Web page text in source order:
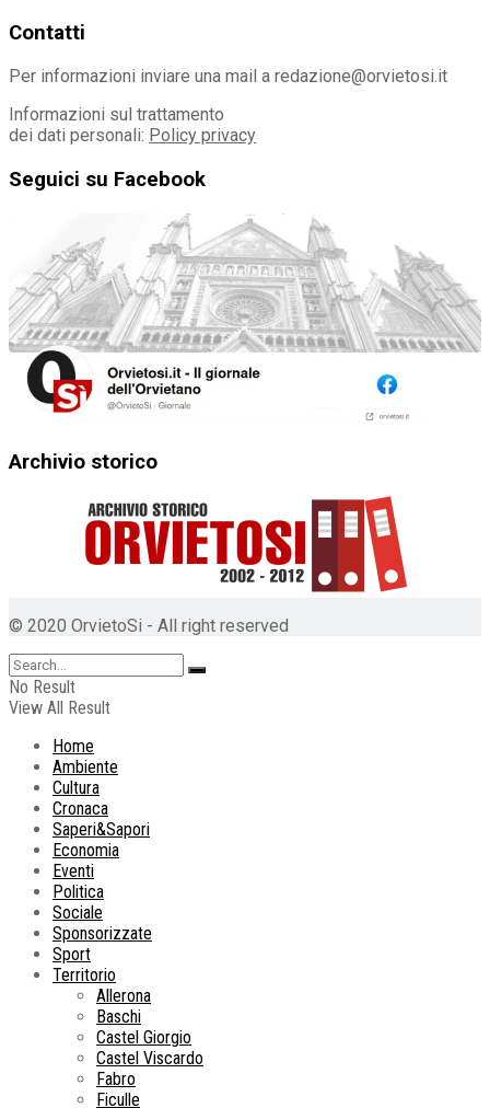
Contatti
Per informazioni inviare una mail a redazione@orvietosi.it
Informazioni sul trattamento
dei dati personali: Policy privacy
Seguici su Facebook
Archivio storico
© 2020 OrvietoSi - All right reserved
No Result
View All Result
Home
Ambiente
Cultura
Cronaca
Saperi&Sapori
Economia
Eventi
Politica
Sociale
Sponsorizzate
Sport
Territorio
Allerona
Baschi
Castel Giorgio
Castel Viscardo
Fabro
Ficulle